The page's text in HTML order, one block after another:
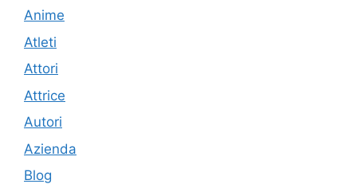
Anime
Atleti
Attori
Attrice
Autori
Azienda
Blog